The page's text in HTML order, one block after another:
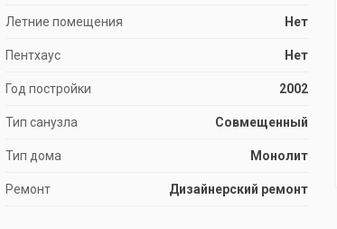
Летние помещения Нет
Пентхаус Нет
Год постройки 2002
Тип санузла Совмещенный
Тип дома Монолит
Ремонт Дизайнерский ремонт